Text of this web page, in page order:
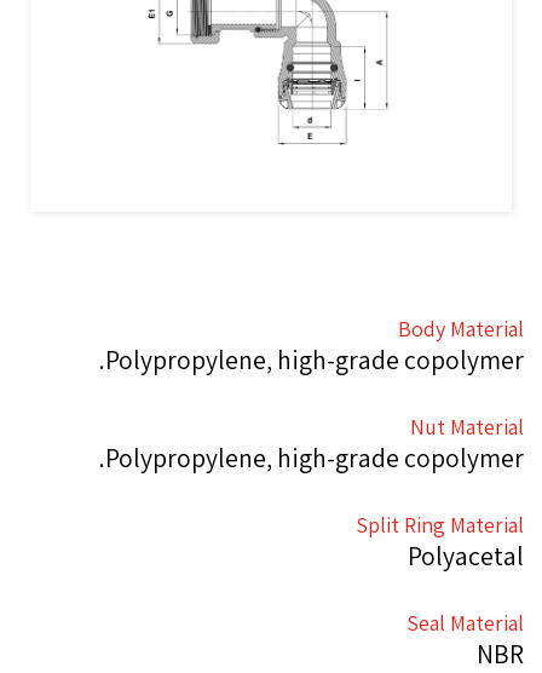
Body Material
Polypropylene, high-grade copolymer.
Nut Material
Polypropylene, high-grade copolymer.
Split Ring Material
Polyacetal
Seal Material
NBR